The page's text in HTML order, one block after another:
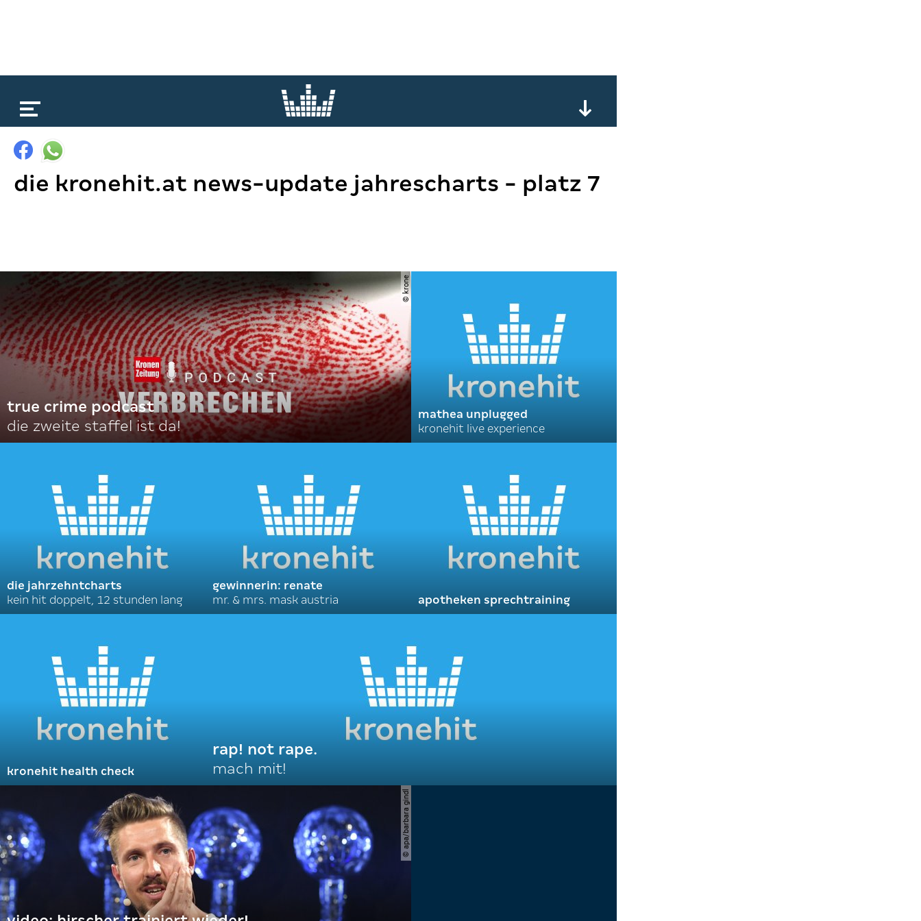
die kronehit.at news-update jahrescharts - platz 7
© krone
true crime podcast
die zweite staffel ist da!
mathea unplugged
kronehit live experience
die jahrzehntcharts
kein hit doppelt, 12 stunden lang
gewinnerin: renate
mr. & mrs. mask austria
apotheken sprechtraining
kronehit health check
rap! not rape.
mach mit!
© apa/barbara gindl